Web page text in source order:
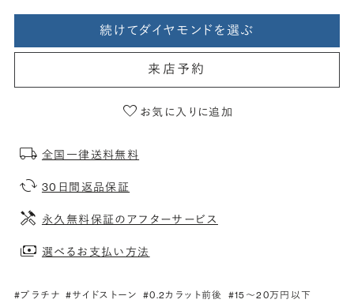
続けてダイヤモンドを選ぶ
来店予約
お気に入りに追加
全国一律送料無料
30日間返品保証
永久無料保証のアフターサービス
選べるお支払い方法
#プラチナ #サイドストーン #0.2カラット前後 #15〜20万円以下